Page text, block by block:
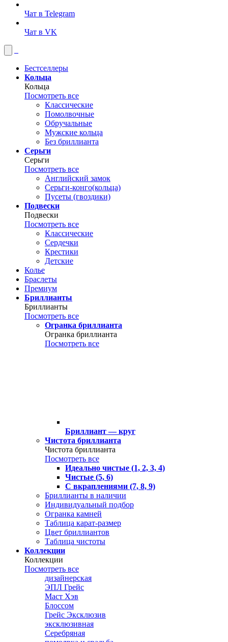
Чат в Telegram
Чат в VK
Бестселлеры
Кольца
Кольца
Посмотреть все
Классические
Помолвочные
Обручальные
Мужские кольца
Без бриллианта
Серьги
Серьги
Посмотреть все
Английский замок
Серьги-конго(кольца)
Пусеты (гвоздики)
Подвески
Подвески
Посмотреть все
Классические
Сердечки
Крестики
Детские
Колье
Браслеты
Премиум
Бриллианты
Бриллианты
Посмотреть все
Огранка бриллианта
Огранка бриллианта
Посмотреть все
Бриллиант — круг
Чистота бриллианта
Чистота бриллианта
Посмотреть все
Идеально чистые (1, 2, 3, 4)
Чистые (5, 6)
С вкраплениями (7, 8, 9)
Бриллианты в наличии
Индивидуальный подбор
Огранка камней
Таблица карат-размер
Цвет бриллиантов
Таблица чистоты
Коллекции
Коллекции
Посмотреть все
дизайнерская
ЭПЛ Грейс
Маст Хэв
Блоссом
Грейс Эксклюзив
эксклюзивная
Серебряная